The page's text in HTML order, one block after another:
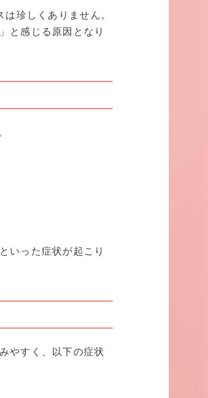
珍しくありません。
と感じる原因となり
。
いった症状が起こり
やすく、以下の症状